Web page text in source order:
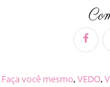
Faça você mesmo,VEDO,